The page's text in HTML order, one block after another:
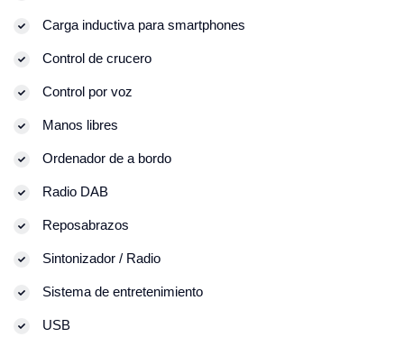
Carga inductiva para smartphones
Control de crucero
Control por voz
Manos libres
Ordenador de a bordo
Radio DAB
Reposabrazos
Sintonizador / Radio
Sistema de entretenimiento
USB